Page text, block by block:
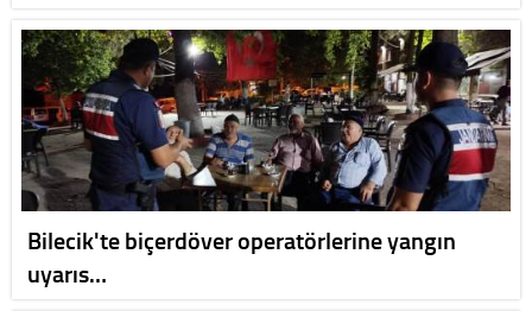
Bilecik'te biçerdöver operatörlerine yangın
uyarıs…